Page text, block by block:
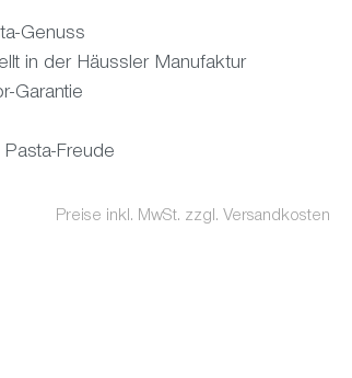
Genuss
in der Häussler Manufaktur
Garantie
Freude
Preise inkl. MwSt. zzgl. Versandkosten